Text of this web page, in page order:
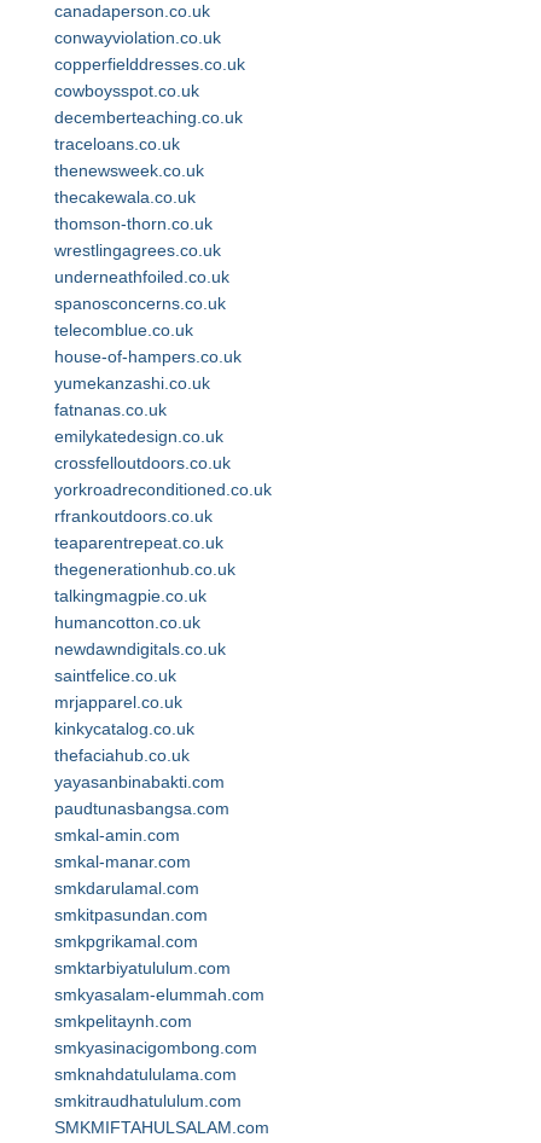
canadaperson.co.uk
conwayviolation.co.uk
copperfielddresses.co.uk
cowboysspot.co.uk
decemberteaching.co.uk
traceloans.co.uk
thenewsweek.co.uk
thecakewala.co.uk
thomson-thorn.co.uk
wrestlingagrees.co.uk
underneathfoiled.co.uk
spanosconcerns.co.uk
telecomblue.co.uk
house-of-hampers.co.uk
yumekanzashi.co.uk
fatnanas.co.uk
emilykatedesign.co.uk
crossfelloutdoors.co.uk
yorkroadreconditioned.co.uk
rfrankoutdoors.co.uk
teaparentrepeat.co.uk
thegenerationhub.co.uk
talkingmagpie.co.uk
humancotton.co.uk
newdawndigitals.co.uk
saintfelice.co.uk
mrjapparel.co.uk
kinkycatalog.co.uk
thefaciahub.co.uk
yayasanbinabakti.com
paudtunasbangsa.com
smkal-amin.com
smkal-manar.com
smkdarulamal.com
smkitpasundan.com
smkpgrikamal.com
smktarbiyatululum.com
smkyasalam-elummah.com
smkpelitaynh.com
smkyasinacigombong.com
smknahdatululama.com
smkitraudhatululum.com
SMKMIFTAHULSALAM.com